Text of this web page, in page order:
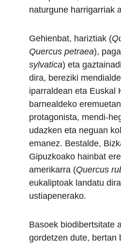
naturgune harrigarriak
Gehienbat, hariztiak (
Quercus petraea),
sylvatica) eta
dira, bereziki
iparraldean eta Euskal
barnealdeko
protagonista, mendi-
udazken eta neguan
emanez. Bestalde,
Gipuzkoako hainbat
amerikarra (Quercus
eukaliptoak landatu
ustiapenerako.
Basoek biodibertsitate
gordetzen dute, bertan